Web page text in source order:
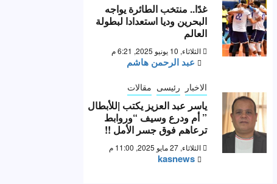
غدًا.. منتخب الطائرة يواجه
البحرين وديا استعدادا لبطولة
العالم
الثلاثاء, 10 يونيو 2025, 6:21 م
عبد الرحمن هاشم
الاخبار رئيسى مقالات
ياسر عبد العزيز يكتب |للأبطال
” أم ودرع وسيف “وروابط
ترعاهم فوق جسر الأمل !!
الثلاثاء, 27 مايو 2025, 11:00 م
kasnews